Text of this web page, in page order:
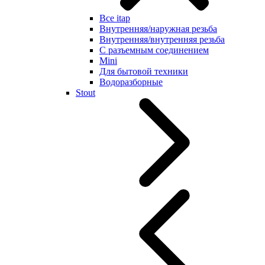
Все itap
Внутренняя/наружная резьба
Внутренняя/внутренняя резьба
С разъемным соединением
Mini
Для бытовой техники
Водоразборные
Stout